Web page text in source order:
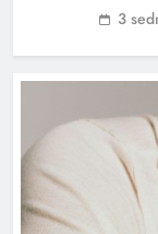
Muriz
koje nikada
3